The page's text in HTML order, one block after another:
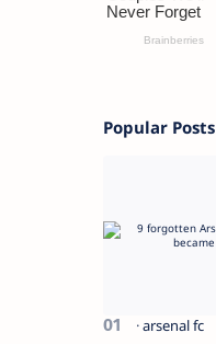
Popular Posts